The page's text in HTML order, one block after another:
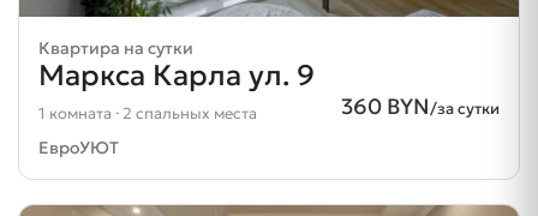
Квартира на сутки
Маркса Карла ул. 9
360 BYN/за сутки
1 комната · 2 спальных места
ЕвроУЮТ